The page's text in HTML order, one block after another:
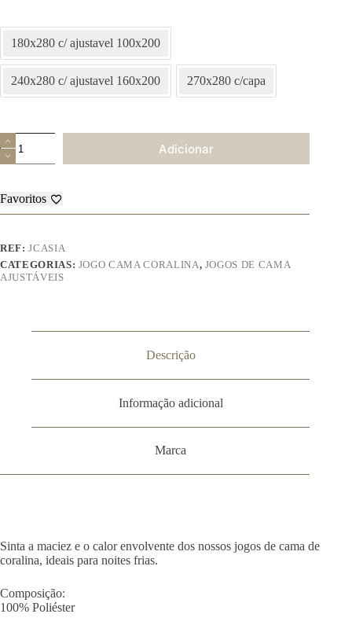
180x280 c/ ajustavel 100x200
240x280 c/ ajustavel 160x200 270x280 c/capa
Quantidade
de
Jogo
Cama
de
Coralina
–
Asia
Adicionar
Favoritos
REF:JCASIA
CATEGORIAS: JOGO CAMA CORALINA, JOGOS DE CAMA
AJUSTÁVEIS
Descrição
Informação adicional
Marca
Sinta a maciez e o calor envolvente dos nossos jogos de cama de
coralina, ideais para noites frias.
Composição:
100% Poliéster